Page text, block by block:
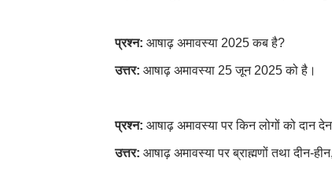
प्रश्न: आषाढ़ अमावस्या 2025 कब है?
उत्तर: आषाढ़ अमावस्या 25 जून2025 को है।
प्रश्न: आषाढ़ अमावस्या पर किन लोगों को दान
उत्तर: आषाढ़ अमावस्या पर ब्राह्मणों तथा दीन-